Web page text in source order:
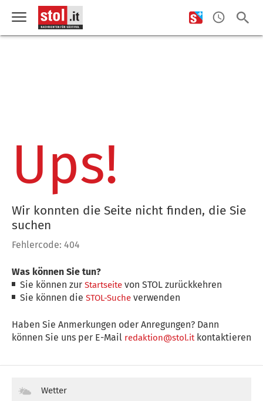
Ups!
Wir konnten die Seite nicht finden, die Sie
suchen
Fehlercode: 404
Was können Sie tun?
Sie können zurStartseite von STOL zurückkehren
Sie können dieSTOL-Suche verwenden
Haben Sie Anmerkungen oder Anregungen? Dann
können Sie uns per E-Mail redaktion@stol.itkontaktieren
Wetter